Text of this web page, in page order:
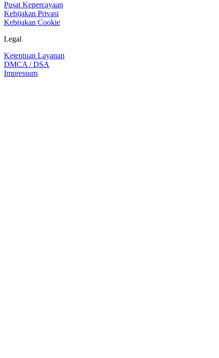
Pusat Kepercayaan
Kebijakan Privasi
Kebijakan Cookie
Legal
Ketentuan Layanan
DMCA / DSA
Impressum